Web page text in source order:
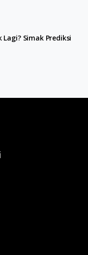
Simak Prediksi